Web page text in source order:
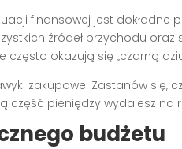
finansowej jest dokładne
źródeł przychodu oraz
okazują się „czarną
zakupowe. Zastanów się,
część pieniędzy wydajesz na
budżetu